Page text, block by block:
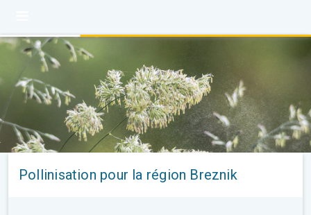
Pollinisation pour la région Breznik